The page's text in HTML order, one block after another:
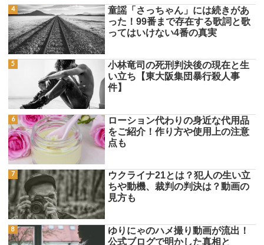
童謡「さっちゃん」には続きがあ
った！99番まで存在する歌詞と歌
ってはいけない4番の真実
小林竜司の死刑判決後の現在と生
い立ち【東大阪集団暴行殺人事
件】
ローション代わりの身近な代用品
をご紹介！作り方や使用上の注意
点も
ウクライナ21とは？犯人の生い立
ちや動機、裁判の判決は？動画の
見方も
ゆりにゃのハメ撮り動画が流出！
公式ブログで明かした真相と